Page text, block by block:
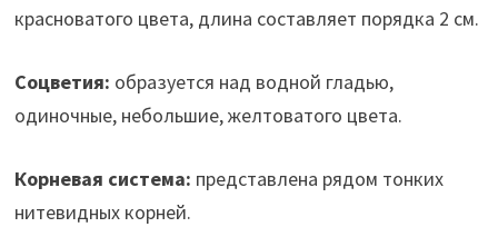
красноватого цвета, длина составляет порядка 2 см.
Соцветия: образуется над водной гладью,
одиночные, небольшие, желтоватого цвета.
Корневая система: представлена рядом тонких
нитевидных корней.